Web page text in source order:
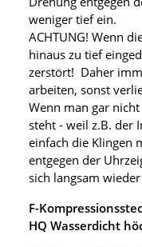
weniger tief ein.
ACHTUNG! Wenn
hinaus zu tief
zerstört! Daher
arbeiten, sonst
Wenn man gar
steht - weil z.B. der
einfach die Klingen
entgegen der
sich langsam
F-
HQ Wasserdicht